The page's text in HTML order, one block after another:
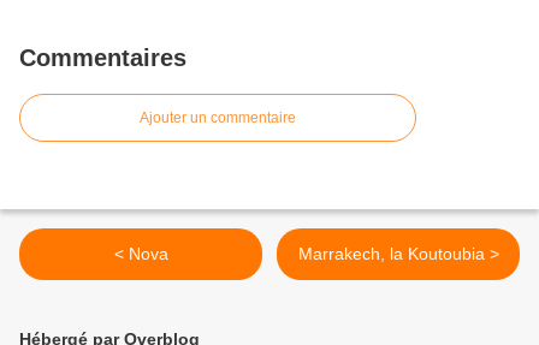
Commentaires
Ajouter un commentaire
< Nova Marrakech, la Koutoubia >
Hébergé par Overblog